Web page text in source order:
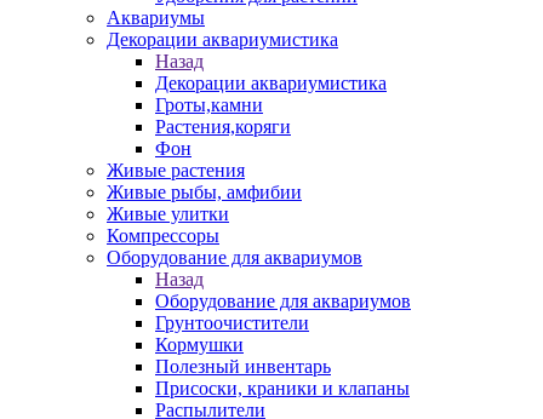
Аквариумы
Декорации аквариумистика
Назад
Декорации аквариумистика
Гроты,камни
Растения,коряги
Фон
Живые растения
Живые рыбы, амфибии
Живые улитки
Компрессоры
Оборудование для аквариумов
Назад
Оборудование для аквариумов
Грунтоочистители
Кормушки
Полезный инвентарь
Присоски, краники и клапаны
Распылители